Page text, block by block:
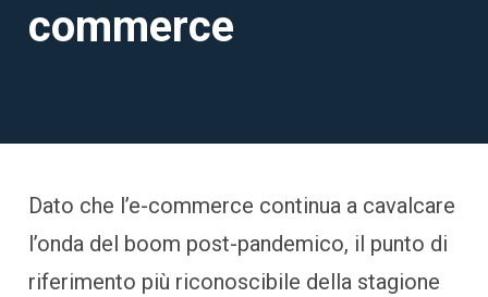
commerce
Dato che l’e-commerce continua a cavalcare
l’onda del boom post-pandemico, il punto di
riferimento più riconoscibile della stagione